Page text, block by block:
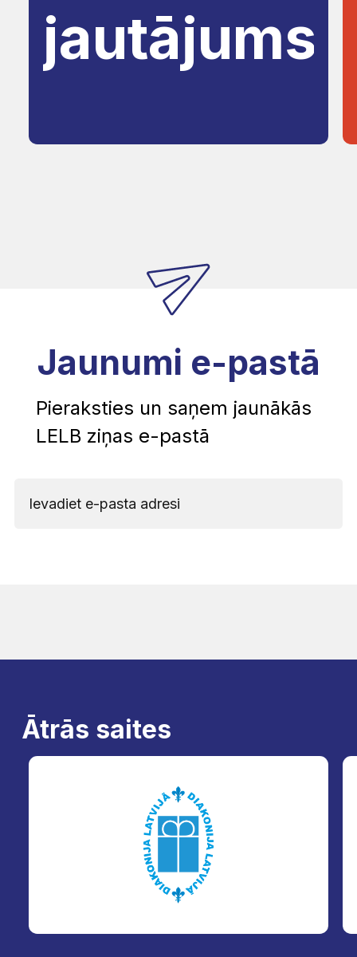
jautājums
Jaunumi e-pastā
Pieraksties un saņem jaunākās
LELB ziņas e-pastā
Ātrās saites